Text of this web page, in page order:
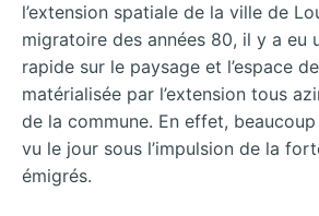
l’extension spatiale de la ville de
migratoire des années 80, il y a eu
rapide sur le paysage et l’espace
matérialisée par l’extension tous
de la commune. En effet,
vu le jour sous l’impulsion de la
émigrés.